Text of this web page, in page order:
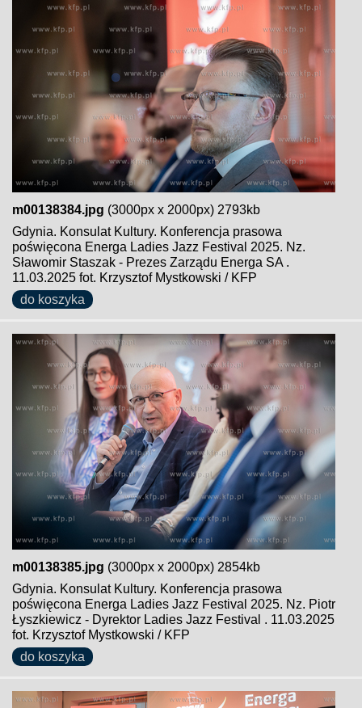
m00138384.jpg (3000px x 2000px) 2793kb
Gdynia. Konsulat Kultury. Konferencja prasowa
poświęcona Energa Ladies Jazz Festival 2025. Nz.
Sławomir Staszak - Prezes Zarządu Energa SA .
11.03.2025 fot. Krzysztof Mystkowski / KFP
do koszyka
m00138385.jpg (3000px x 2000px) 2854kb
Gdynia. Konsulat Kultury. Konferencja prasowa
poświęcona Energa Ladies Jazz Festival 2025. Nz. Piotr
Łyszkiewicz - Dyrektor Ladies Jazz Festival . 11.03.2025
fot. Krzysztof Mystkowski / KFP
do koszyka